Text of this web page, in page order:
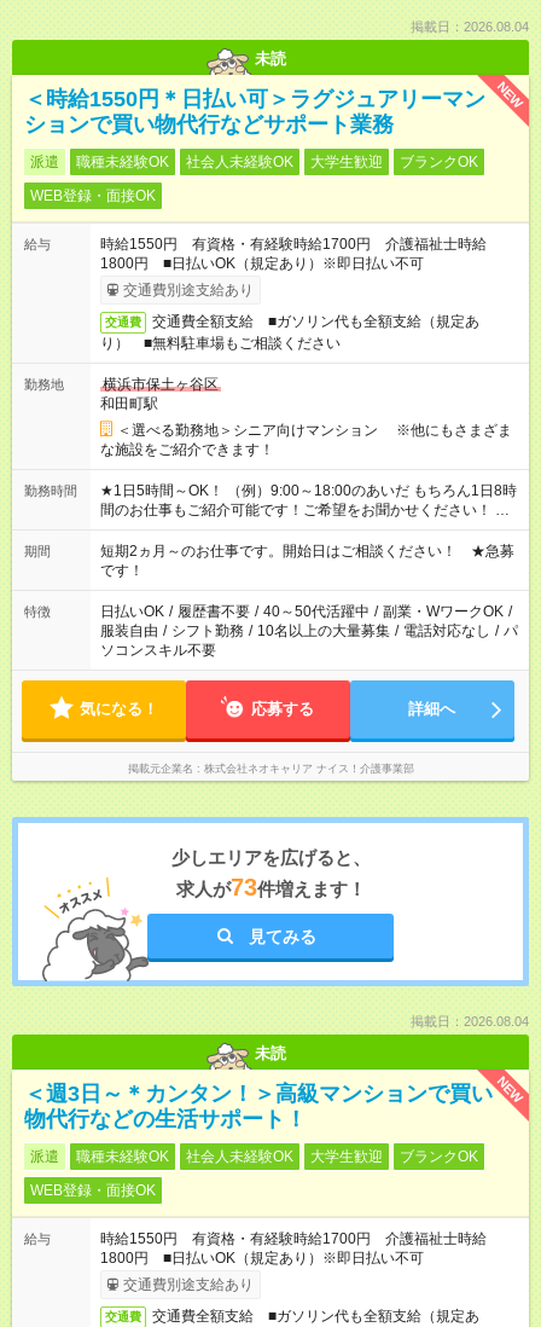
掲載日：2026.08.04
未読
NEW
＜時給1550円＊日払い可＞ラグジュアリーマン
ションで買い物代行などサポート業務
派遣 職種未経験OK 社会人未経験OK 大学生歓迎
ブランクOK
WEB登録・面接OK
給与
時給1550円 有資格・有経験時給1700円 介護福祉士時給
1800円 ■日払いOK（規定あり）※即日払い不可
交通費別途支給あり
交通費
交通費全額支給 ■ガソリン代も全額支給（規定あ
り） ■無料駐車場もご相談ください
勤務地
横浜市保土ヶ谷区
和田町駅
＜選べる勤務地＞シニア向けマンション ※他にもさまざま
な施設をご紹介できます！
勤務時間
★1日5時間～OK！ （例）9:00～18:00のあいだ もちろん1日8時
間のお仕事もご紹介可能です！ご希望をお聞かせください！ ★
家庭の都合でお休みが必要な場合も遠慮なくご相談ください。
※週最低15時間以上の勤務が必要です
期間
短期2ヵ月～のお仕事です。開始日はご相談ください！ ★急募
です！
特徴 日払いOK / 履歴書不要 / 40～50代活躍中 / 副業・WワークOK /
服装自由 / シフト勤務 / 10名以上の大量募集 / 電話対応なし / パ
ソコンスキル不要
気になる！ 応募する 詳細へ
掲載元企業名 株式会社ネオキャリア ナイス！介護事業部
少しエリアを広げると、
求人が73件増えます！
見てみる
掲載日：2026.08.04
未読
NEW
＜週3日～＊カンタン！＞高級マンションで買い
物代行などの生活サポート！
派遣 職種未経験OK 社会人未経験OK 大学生歓迎
ブランクOK
WEB登録・面接OK
給与
時給1550円 有資格・有経験時給1700円 介護福祉士時給
1800円 ■日払いOK（規定あり）※即日払い不可
交通費別途支給あり
交通費
交通費全額支給 ■ガソリン代も全額支給（規定あ